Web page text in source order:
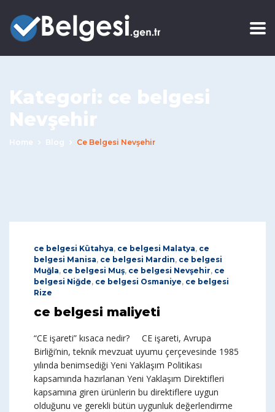
Kategori: ce belgesi
Nevşehir
Home Blog Ce Belgesi Nevşehir
ce belgesi Kütahya, ce belgesi Malatya, ce
belgesi Manisa, ce belgesi Mardin, ce belgesi
Muğla, ce belgesi Muş, ce belgesi Nevşehir, ce
belgesi Niğde, ce belgesi Osmaniye, ce belgesi
Rize
ce belgesi maliyeti
“CE işareti” kısaca nedir? CE işareti, Avrupa
Birliği’nin, teknik mevzuat uyumu çerçevesinde 1985
yılında benimsediği Yeni Yaklaşım Politikası
kapsamında hazırlanan Yeni Yaklaşım Direktifleri
kapsamına giren ürünlerin bu direktiflere uygun
olduğunu ve gerekli bütün uygunluk değerlendirme